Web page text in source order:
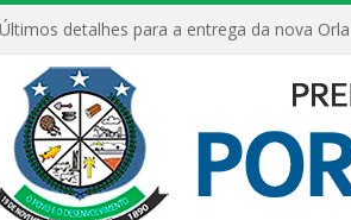
Últimos detalhes para a entrega da nova